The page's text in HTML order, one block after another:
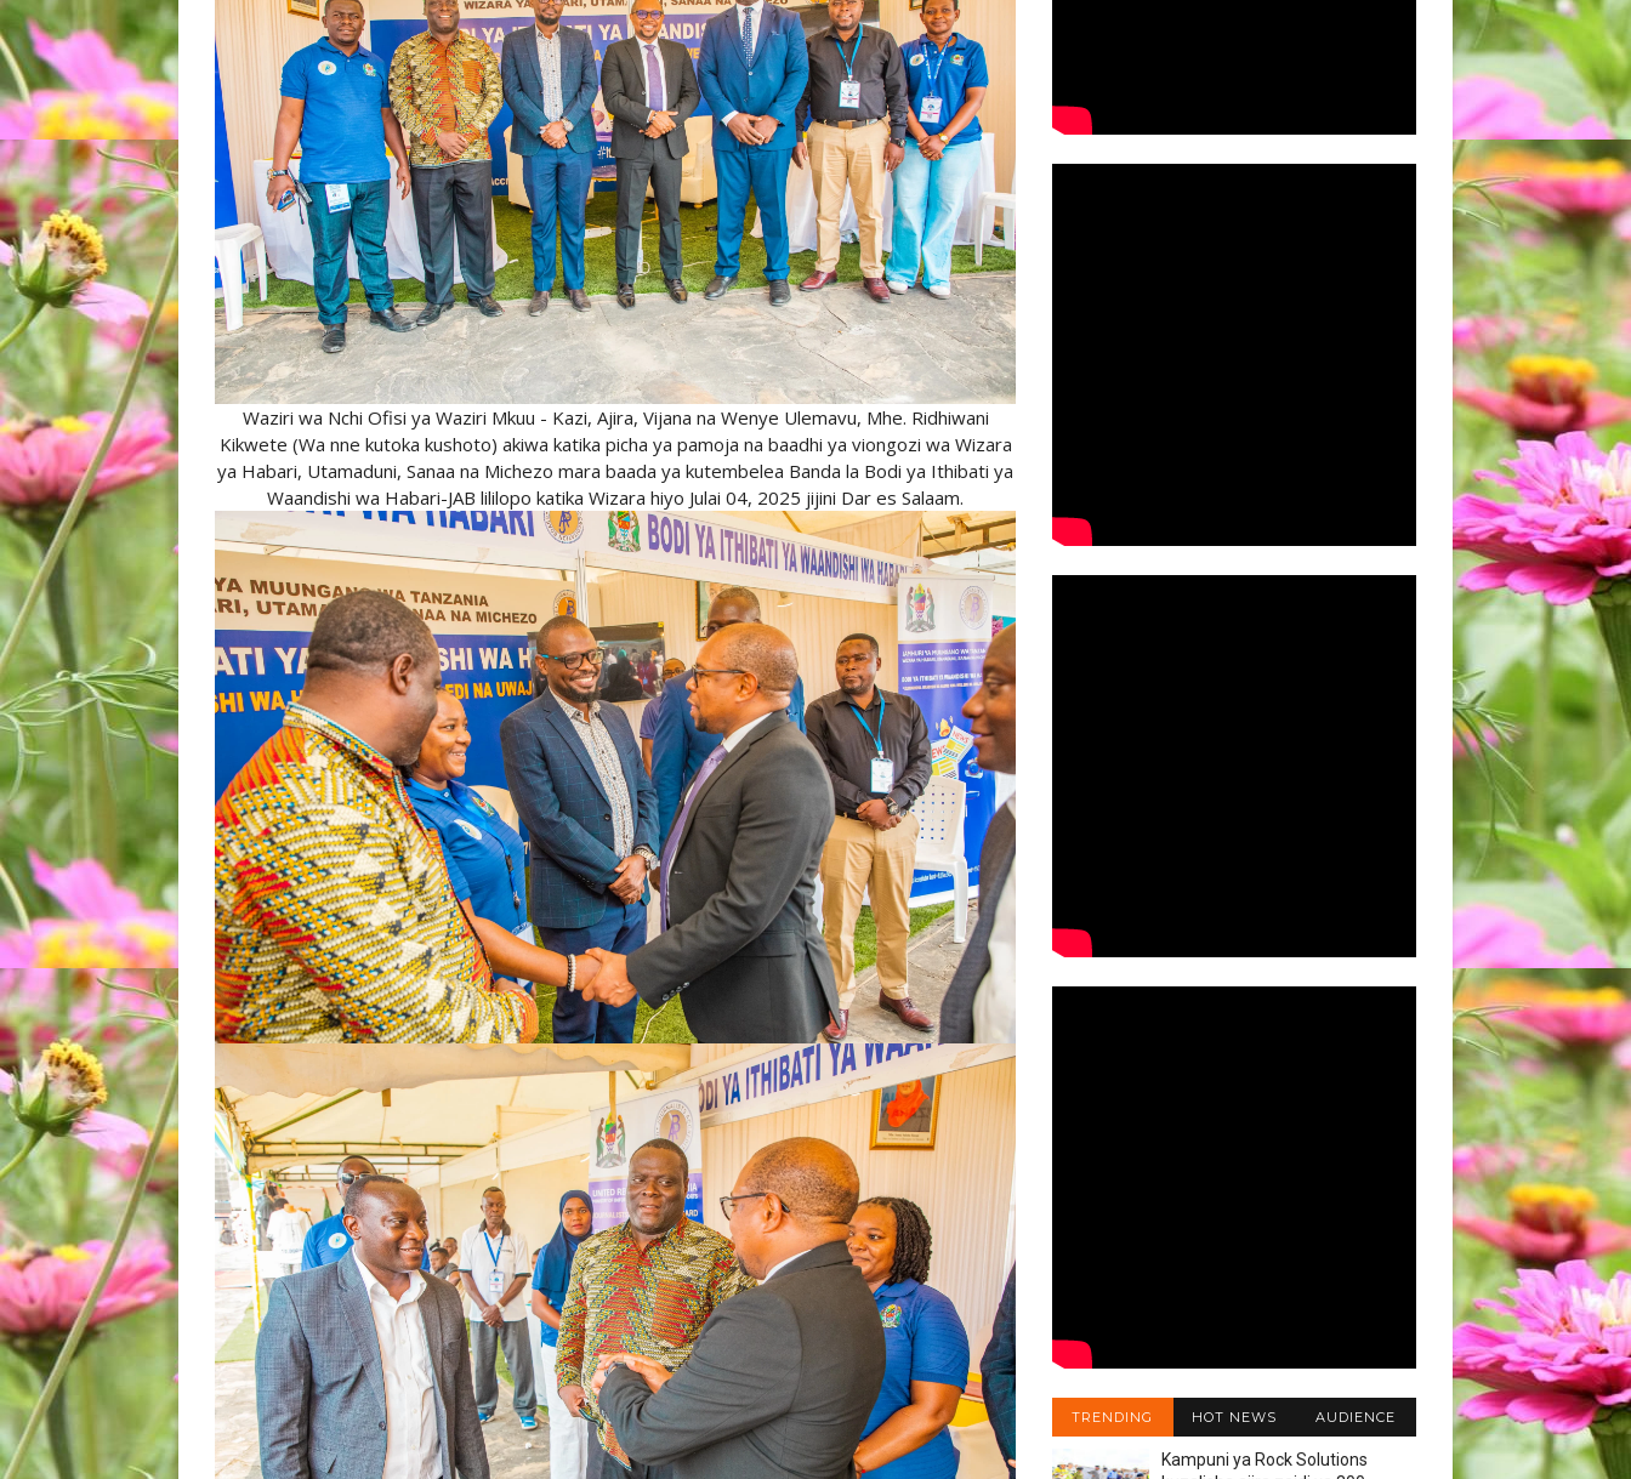
Waziri wa Nchi Ofisi ya Waziri Mkuu - Kazi, Ajira, Vijana na Wenye Ulemavu, Mhe. Ridhiwani
Kikwete (Wa nne kutoka kushoto) akiwa katika picha ya pamoja na baadhi ya viongozi wa Wizara
ya Habari, Utamaduni, Sanaa na Michezo mara baada ya kutembelea Banda la Bodi ya Ithibati ya
Waandishi wa Habari-JAB lililopo katika Wizara hiyo Julai 04, 2025 jijini Dar es Salaam.
TRENDING HOT NEWS AUDIENCE
Kampuni ya Rock Solutions